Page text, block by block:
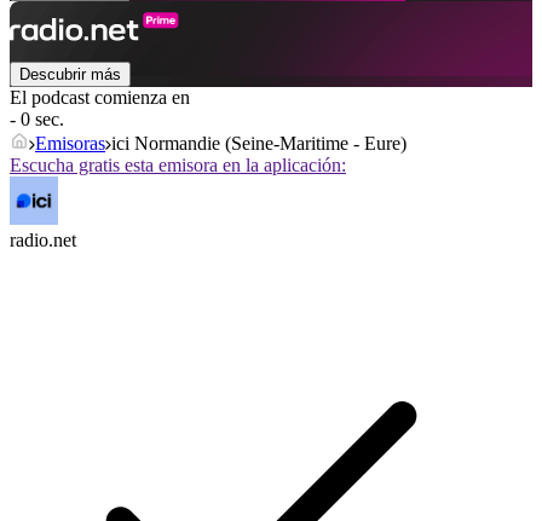
Descubrir más
El podcast comienza en
- 0 sec.
Emisoras ici Normandie (Seine-Maritime - Eure)
Escucha gratis esta emisora en la aplicación:
radio.net